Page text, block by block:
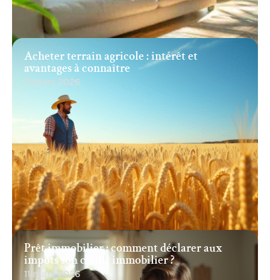
Acheter terrain agricole : intérêt et
avantages à connaître
11 mars 2026
Prêt immobilier : comment déclarer aux
impôts son crédit immobilier ?
11 mars 2026